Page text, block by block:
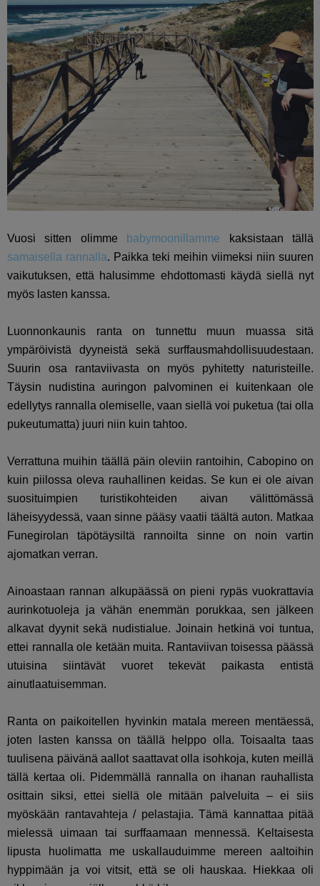
Vuosi sitten olimme babymoonillamme kaksistaan tällä
samaisella rannalla. Paikka teki meihin viimeksi niin suuren
vaikutuksen, että halusimme ehdottomasti käydä siellä nyt
myös lasten kanssa.
Luonnonkaunis ranta on tunnettu muun muassa sitä
ympäröivistä dyyneistä sekä surffausmahdollisuudestaan.
Suurin osa rantaviivasta on myös pyhitetty naturisteille.
Täysin nudistina auringon palvominen ei kuitenkaan ole
edellytys rannalla olemiselle, vaan siellä voi puketua (tai olla
pukeutumatta) juuri niin kuin tahtoo.
Verrattuna muihin täällä päin oleviin rantoihin, Cabopino on
kuin piilossa oleva rauhallinen keidas. Se kun ei ole aivan
suosituimpien turistikohteiden aivan välittömässä
läheisyydessä, vaan sinne pääsy vaatii täältä auton. Matkaa
Funegirolan täpötäysiltä rannoilta sinne on noin vartin
ajomatkan verran.
Ainoastaan rannan alkupäässä on pieni rypäs vuokrattavia
aurinkotuoleja ja vähän enemmän porukkaa, sen jälkeen
alkavat dyynit sekä nudistialue. Joinain hetkinä voi tuntua,
ettei rannalla ole ketään muita. Rantaviivan toisessa päässä
utuisina siintävät vuoret tekevät paikasta entistä
ainutlaatuisemman.
Ranta on paikoitellen hyvinkin matala mereen mentäessä,
joten lasten kanssa on täällä helppo olla. Toisaalta taas
tuulisena päivänä aallot saattavat olla isohkoja, kuten meillä
tällä kertaa oli. Pidemmällä rannalla on ihanan rauhallista
osittain siksi, ettei siellä ole mitään palveluita – ei siis
myöskään rantavahteja / pelastajia. Tämä kannattaa pitää
mielessä uimaan tai surffaamaan mennessä. Keltaisesta
lipusta huolimatta me uskallauduimme mereen aaltoihin
hyppimään ja voi vitsit, että se oli hauskaa. Hiekkaa oli